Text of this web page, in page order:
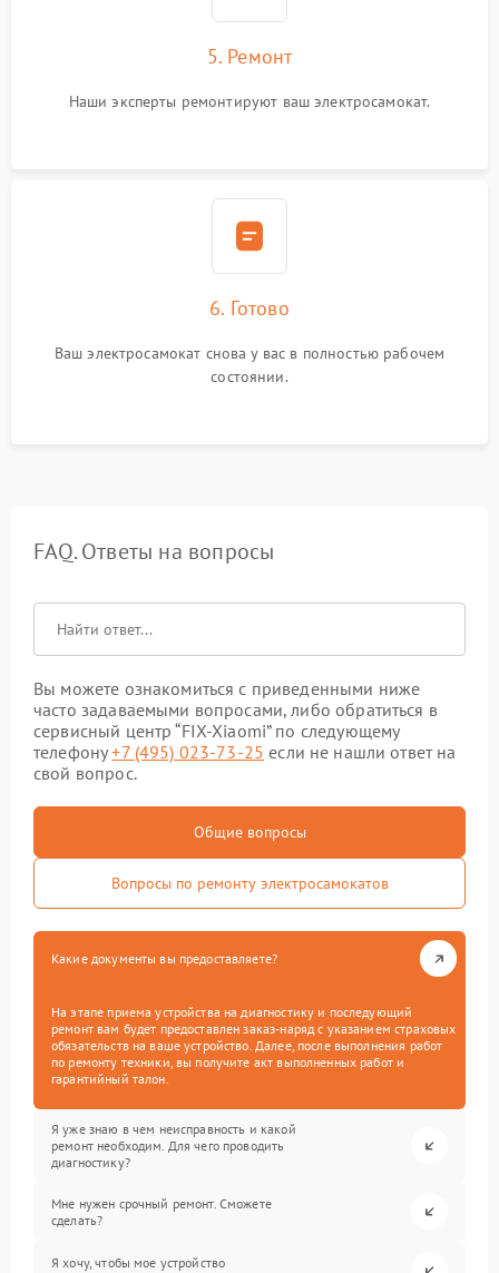
5. Ремонт
Наши эксперты ремонтируют ваш электросамокат.
6. Готово
Ваш электросамокат снова у вас в полностью рабочем
состоянии.
FAQ. Ответы на вопросы
Вы можете ознакомиться с приведенными ниже
часто задаваемыми вопросами, либо обратиться в
сервисный центр “FIX-Xiaomi” по следующему
телефону+7 (495) 023-73-25 если не нашли ответ на
свой вопрос.
Общие вопросы
Вопросы по ремонту электросамокатов
Какие документы вы предоставляете?
На этапе приема устройства на диагностику и последующий
ремонт вам будет предоставлен заказ-наряд с указанием страховых
обязательств на ваше устройство. Далее, после выполнения работ
по ремонту техники, вы получите акт выполненных работ и
гарантийный талон.
Я уже знаю в чем неисправность и какой
ремонт необходим. Для чего проводить
диагностику?
Мне нужен срочный ремонт. Сможете
сделать?
Я хочу, чтобы мое устройство